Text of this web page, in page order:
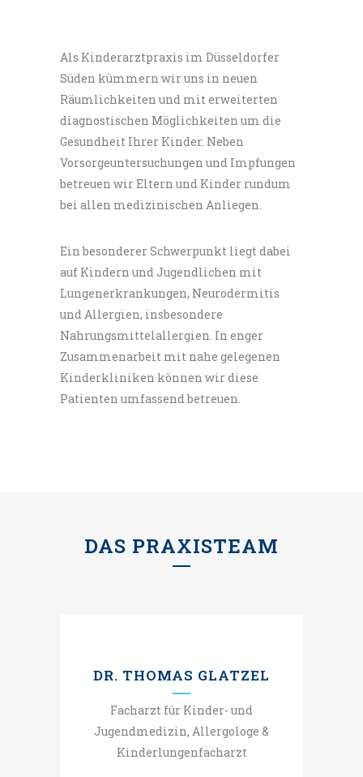
Als Kinderarztpraxis im Düsseldorfer
Süden kümmern wir uns in neuen
Räumlichkeiten und mit erweiterten
diagnostischen Möglichkeiten um die
Gesundheit Ihrer Kinder. Neben
Vorsorgeuntersuchungen und Impfungen
betreuen wir Eltern und Kinder rundum
bei allen medizinischen Anliegen.
Ein besonderer Schwerpunkt liegt dabei
auf Kindern und Jugendlichen mit
Lungenerkrankungen, Neurodermitis
und Allergien, insbesondere
Nahrungsmittelallergien. In enger
Zusammenarbeit mit nahe gelegenen
Kinderkliniken können wir diese
Patienten umfassend betreuen.
DAS PRAXISTEAM
DR. THOMAS GLATZEL
Facharzt für Kinder- und
Jugendmedizin, Allergologe &
Kinderlungenfacharzt